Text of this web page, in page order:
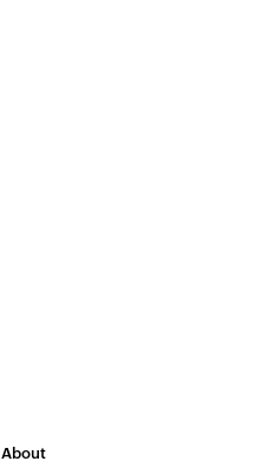
About